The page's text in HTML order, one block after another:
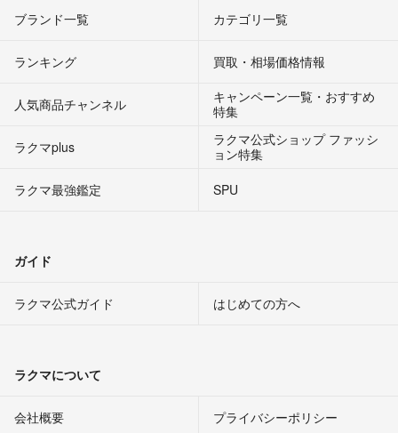
ブランド一覧 カテゴリ一覧
ランキング 買取・相場価格情報
人気商品チャンネル
キャンペーン一覧・おすすめ
特集
ラクマplus
ラクマ公式ショップ ファッシ
ョン特集
ラクマ最強鑑定
SPU
ガイド
ラクマ公式ガイド はじめての方へ
ラクマについて
会社概要 プライバシーポリシー